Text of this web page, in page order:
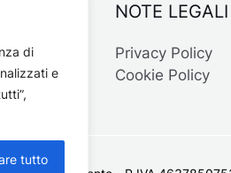
di
e
tutto
NOTE LEGALI
Privacy Policy
Cookie Policy